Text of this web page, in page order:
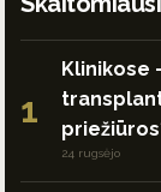
1
Klinikose
24 rugsėjo